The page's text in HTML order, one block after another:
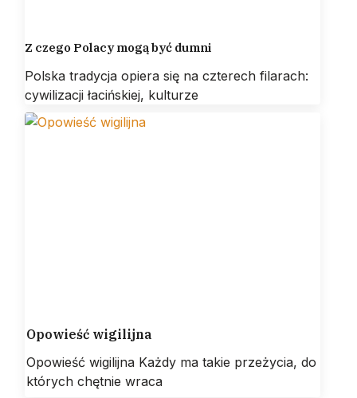
Z czego Polacy mogą być dumni
Polska tradycja opiera się na czterech filarach:
cywilizacji łacińskiej, kulturze
Opowieść wigilijna
Opowieść wigilijna Każdy ma takie przeżycia, do
których chętnie wraca